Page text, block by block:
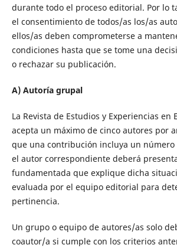
durante todo el proceso editorial. Por lo
el consentimiento de todos/as los/as
ellos/as deben comprometerse a
condiciones hasta que se tome una
o rechazar su publicación.
A) Autoría grupal
La Revista de Estudios y Experiencias en
acepta un máximo de cinco autores por
que una contribución incluya un número
el autor correspondiente deberá
fundamentada que explique dicha
evaluada por el equipo editorial para
pertinencia.
Un grupo o equipo de autores/as solo
coautor/a si cumple con los criterios